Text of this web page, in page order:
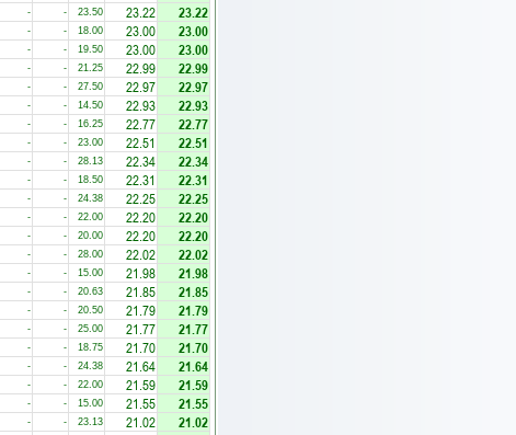
- - 23.50 23.22 23.22
- - 18.00 23.00 23.00
- - 19.50 23.00 23.00
- - 21.25 22.99 22.99
- - 27.50 22.97 22.97
- - 14.50 22.93 22.93
- - 16.25 22.77 22.77
- - 23.00 22.51 22.51
- - 28.13 22.34 22.34
- - 18.50 22.31 22.31
- - 24.38 22.25 22.25
- - 22.00 22.20 22.20
- - 20.00 22.20 22.20
- - 28.00 22.02 22.02
- - 15.00 21.98 21.98
- - 20.63 21.85 21.85
- - 20.50 21.79 21.79
- - 25.00 21.77 21.77
- - 18.75 21.70 21.70
- - 24.38 21.64 21.64
- - 22.00 21.59 21.59
- - 15.00 21.55 21.55
- - 23.13 21.02 21.02